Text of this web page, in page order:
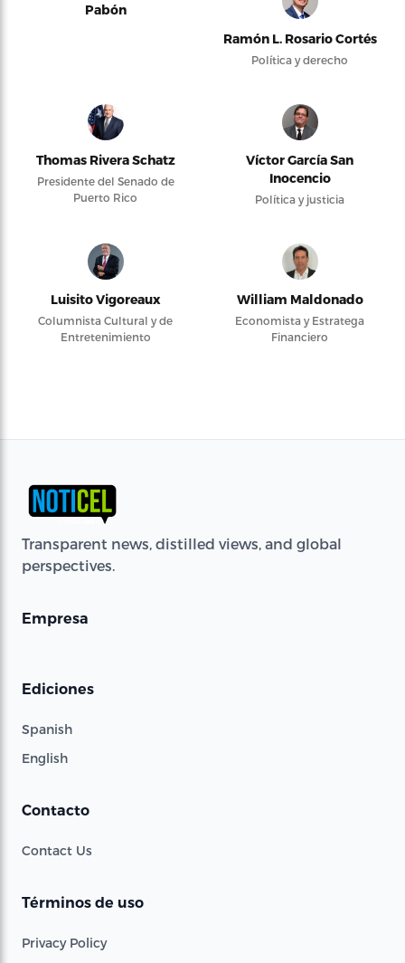
Pabón
Ramón L. Rosario Cortés
Política y derecho
Thomas Rivera Schatz
Presidente del Senado de
Puerto Rico
Víctor García San
Inocencio
Política y justicia
Luisito Vigoreaux
Columnista Cultural y de
Entretenimiento
William Maldonado
Economista y Estratega
Financiero
Transparent news, distilled views, and global
perspectives.
Empresa
Ediciones
Spanish
English
Contacto
Contact Us
Términos de uso
Privacy Policy